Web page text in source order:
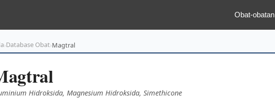
Obat-obatan
›Database Obat›Magtral
Hidroksida, Magnesium Hidroksida, Simethicone